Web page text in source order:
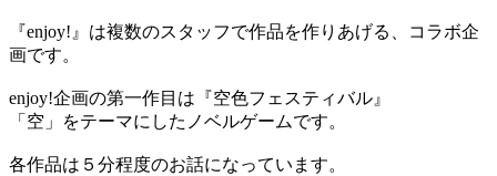
『enjoy!』は複数のスタッフで作品を作りあげる、コラボ企
画です。
enjoy!企画の第一作目は『空色フェスティバル』
「空」をテーマにしたノベルゲームです。
各作品は５分程度のお話になっています。